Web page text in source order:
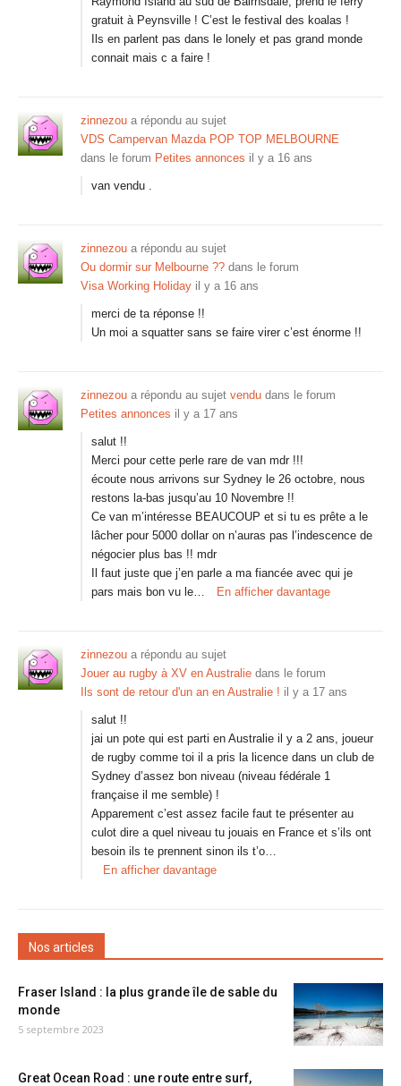
gratuit à Peynsville ! C’est le festival des koalas !
Ils en parlent pas dans le lonely et pas grand monde
connait mais c a faire !
zinnezou a répondu au sujet
VDS Campervan Mazda POP TOP MELBOURNE
dans le forum Petites annonces il y a 16 ans
van vendu .
zinnezou a répondu au sujet
Ou dormir sur Melbourne ?? dans le forum
Visa Working Holiday il y a 16 ans
merci de ta réponse !!
Un moi a squatter sans se faire virer c’est énorme !!
zinnezou a répondu au sujet vendu dans le forum
Petites annonces il y a 17 ans
salut !!
Merci pour cette perle rare de van mdr !!!
écoute nous arrivons sur Sydney le 26 octobre, nous
restons la-bas jusqu’au 10 Novembre !!
Ce van m’intéresse BEAUCOUP et si tu es prête a le
lâcher pour 5000 dollar on n’auras pas l’indescence de
négocier plus bas !! mdr
Il faut juste que j’en parle a ma fiancée avec qui je
pars mais bon vu le…
En afficher davantage
zinnezou a répondu au sujet
Jouer au rugby à XV en Australie dans le forum
Ils sont de retour d'un an en Australie ! il y a 17 ans
salut !!
jai un pote qui est parti en Australie il y a 2 ans, joueur
de rugby comme toi il a pris la licence dans un club de
Sydney d’assez bon niveau (niveau fédérale 1
française il me semble) !
Apparement c’est assez facile faut te présenter au
culot dire a quel niveau tu jouais en France et s’ils ont
besoin ils te prennent sinon ils t’o…
En afficher davantage
Nos articles
Fraser Island : la plus grande île de sable du
monde
5 septembre 2023
Great Ocean Road : une route entre surf,